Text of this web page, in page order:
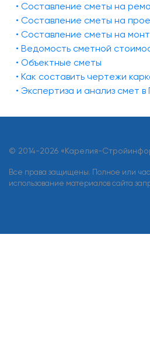
• Составление сметы на
• Составление сметы на
• Составление сметы на
• Ведомость сметной
• Объектные сметы
• Как составить чертежи
• Экспертиза и анализ смет
© 2014-2026 «Карелия-
Все права защищены. Полное или
использование материалов сайта